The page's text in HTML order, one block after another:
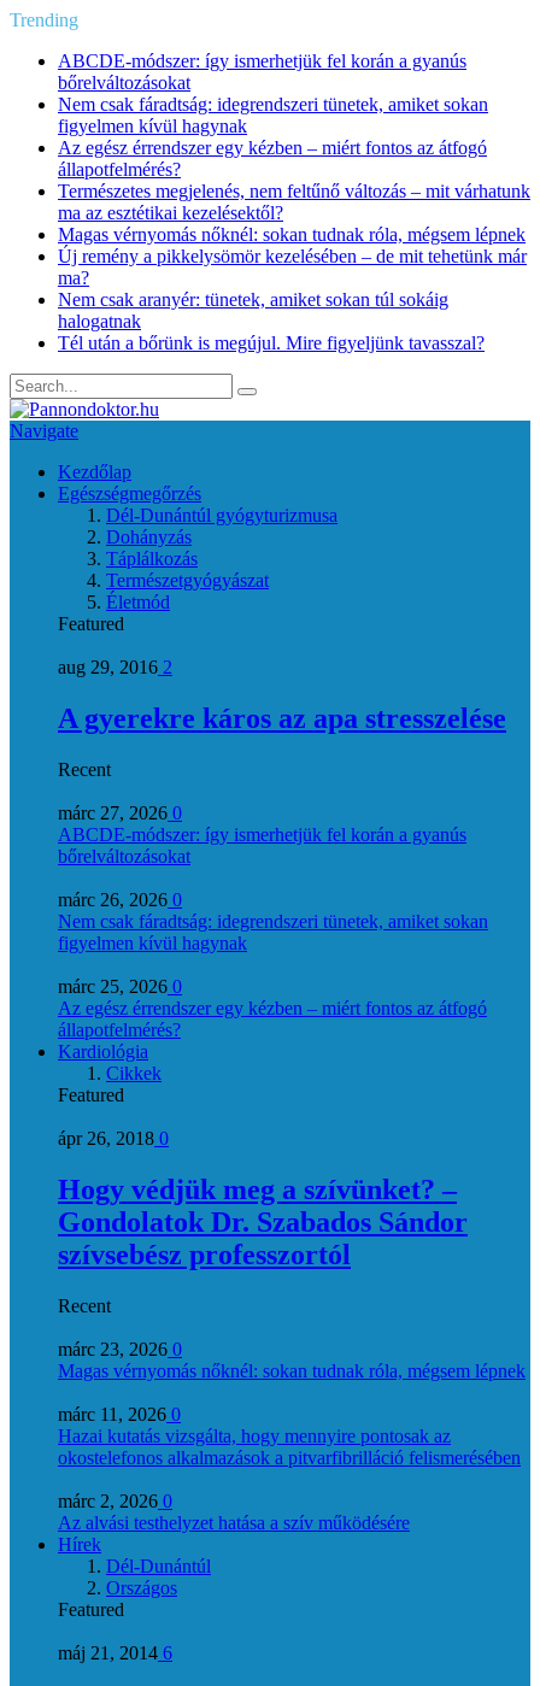
Trending
ABCDE‑módszer: így ismerhetjük fel korán a gyanús
bőrelváltozásokat
Nem csak fáradtság: idegrendszeri tünetek, amiket sokan
figyelmen kívül hagynak
Az egész érrendszer egy kézben – miért fontos az átfogó
állapotfelmérés?
Természetes megjelenés, nem feltűnő változás – mit várhatunk
ma az esztétikai kezelésektől?
Magas vérnyomás nőknél: sokan tudnak róla, mégsem lépnek
Új remény a pikkelysömör kezelésében – de mit tehetünk már
ma?
Nem csak aranyér: tünetek, amiket sokan túl sokáig
halogatnak
Tél után a bőrünk is megújul. Mire figyeljünk tavasszal?
Navigate
Kezdőlap
Egészségmegőrzés
Dél-Dunántúl gyógyturizmusa
Dohányzás
Táplálkozás
Természetgyógyászat
Életmód
Featured
aug 29, 2016 2
A gyerekre káros az apa stresszelése
Recent
márc 27, 2026 0
ABCDE‑módszer: így ismerhetjük fel korán a gyanús
bőrelváltozásokat
márc 26, 2026 0
Nem csak fáradtság: idegrendszeri tünetek, amiket sokan
figyelmen kívül hagynak
márc 25, 2026 0
Az egész érrendszer egy kézben – miért fontos az átfogó
állapotfelmérés?
Kardiológia
Cikkek
Featured
ápr 26, 2018 0
Hogy védjük meg a szívünket? –
Gondolatok Dr. Szabados Sándor
szívsebész professzortól
Recent
márc 23, 2026 0
Magas vérnyomás nőknél: sokan tudnak róla, mégsem lépnek
márc 11, 2026 0
Hazai kutatás vizsgálta, hogy mennyire pontosak az
okostelefonos alkalmazások a pitvarfibrilláció felismerésében
márc 2, 2026 0
Az alvási testhelyzet hatása a szív működésére
Hírek
Dél-Dunántúl
Országos
Featured
máj 21, 2014 6